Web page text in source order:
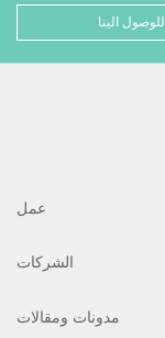
للوصول الينا
عمل
الشركات
مدونات ومقالات